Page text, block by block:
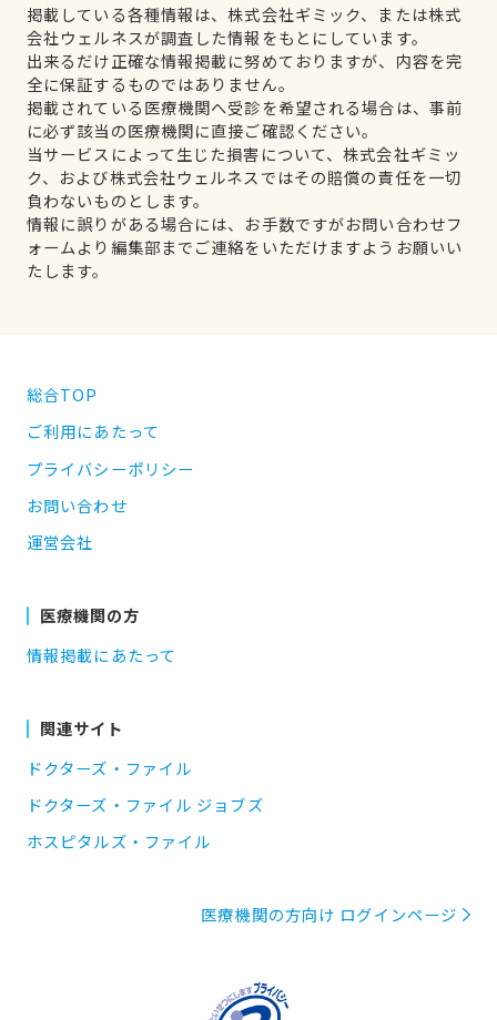
掲載している各種情報は、株式会社ギミック、または株式
会社ウェルネスが調査した情報をもとにしています。
出来るだけ正確な情報掲載に努めておりますが、内容を完
全に保証するものではありません。
掲載されている医療機関へ受診を希望される場合は、事前
に必ず該当の医療機関に直接ご確認ください。
当サービスによって生じた損害について、株式会社ギミッ
ク、および株式会社ウェルネスではその賠償の責任を一切
負わないものとします。
情報に誤りがある場合には、お手数ですがお問い合わせフ
ォームより編集部までご連絡をいただけますようお願いい
たします。
総合TOP
ご利用にあたって
プライバシーポリシー
お問い合わせ
運営会社
医療機関の方
情報掲載にあたって
関連サイト
ドクターズ・ファイル
ドクターズ・ファイル ジョブズ
ホスピタルズ・ファイル
医療機関の方向け ログインページ